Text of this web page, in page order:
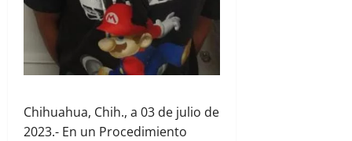
Chihuahua, Chih., a 03 de julio de
2023.- En un Procedimiento